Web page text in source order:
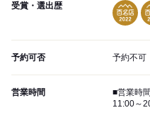
受賞・選出歴
予約可否 予約不可
営業時間
■営業時間
11:00～